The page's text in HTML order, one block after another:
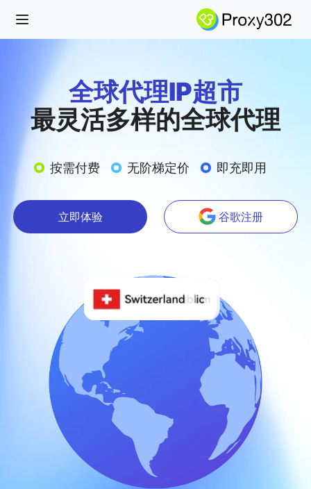
Open main menu
全球代理IP超市
最灵活多样的全球代理
按需付费 无阶梯定价 即充即用
立即体验 谷歌注册